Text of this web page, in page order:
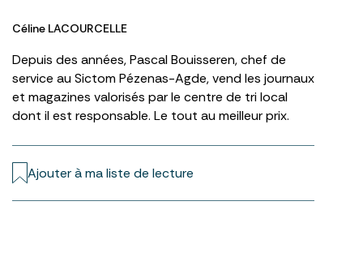
Céline LACOURCELLE
Depuis des années, Pascal Bouisseren, chef de
service au Sictom Pézenas-Agde, vend les journaux
et magazines valorisés par le centre de tri local
dont il est responsable. Le tout au meilleur prix.
Ajouter à ma liste de lecture